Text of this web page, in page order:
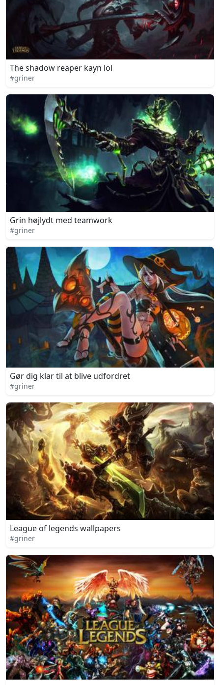
The shadow reaper kayn lol
#griner
Grin højlydt med teamwork
#griner
Gør dig klar til at blive udfordret
#griner
League of legends wallpapers
#griner